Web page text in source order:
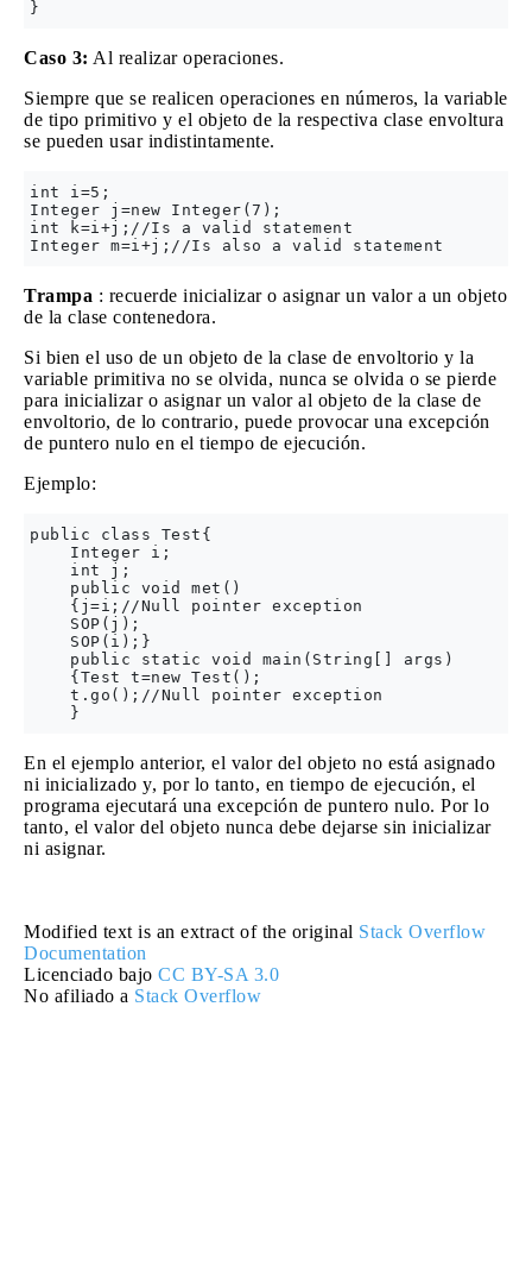
Caso 3: Al realizar operaciones.
Siempre que se realicen operaciones en números, la variable
de tipo primitivo y el objeto de la respectiva clase envoltura
se pueden usar indistintamente.
int i=5;
Integer j=new Integer(7);
int k=i+j;//Is a valid statement
Trampa : recuerde inicializar o asignar un valor a un objeto
de la clase contenedora.
Si bien el uso de un objeto de la clase de envoltorio y la
variable primitiva no se olvida, nunca se olvida o se pierde
para inicializar o asignar un valor al objeto de la clase de
envoltorio, de lo contrario, puede provocar una excepción
de puntero nulo en el tiempo de ejecución.
Ejemplo:
public class Test{
    Integer i;
    int j;
    public void met()
    {j=i;//Null pointer exception
    SOP(j);
    SOP(i);}
    public static void main(String[] args)
    {Test t=new Test();
    t.go();//Null pointer exception
En el ejemplo anterior, el valor del objeto no está asignado
ni inicializado y, por lo tanto, en tiempo de ejecución, el
programa ejecutará una excepción de puntero nulo. Por lo
tanto, el valor del objeto nunca debe dejarse sin inicializar
ni asignar.
Modified text is an extract of the original Stack Overflow
Documentation
Licenciado bajo CC BY-SA 3.0
No afiliado a Stack Overflow